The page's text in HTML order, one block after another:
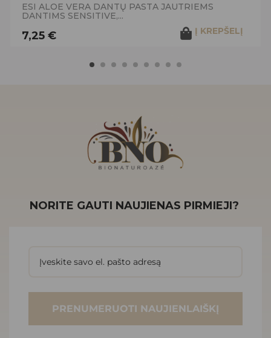
ESI ALOE VERA DANTŲ PASTA JAUTRIEMS
DANTIMS SENSITIVE,...
7,25 € Į KREPŠELĮ
NORITE GAUTI NAUJIENAS PIRMIEJI?
PRENUMERUOTI NAUJIENLAIŠKĮ